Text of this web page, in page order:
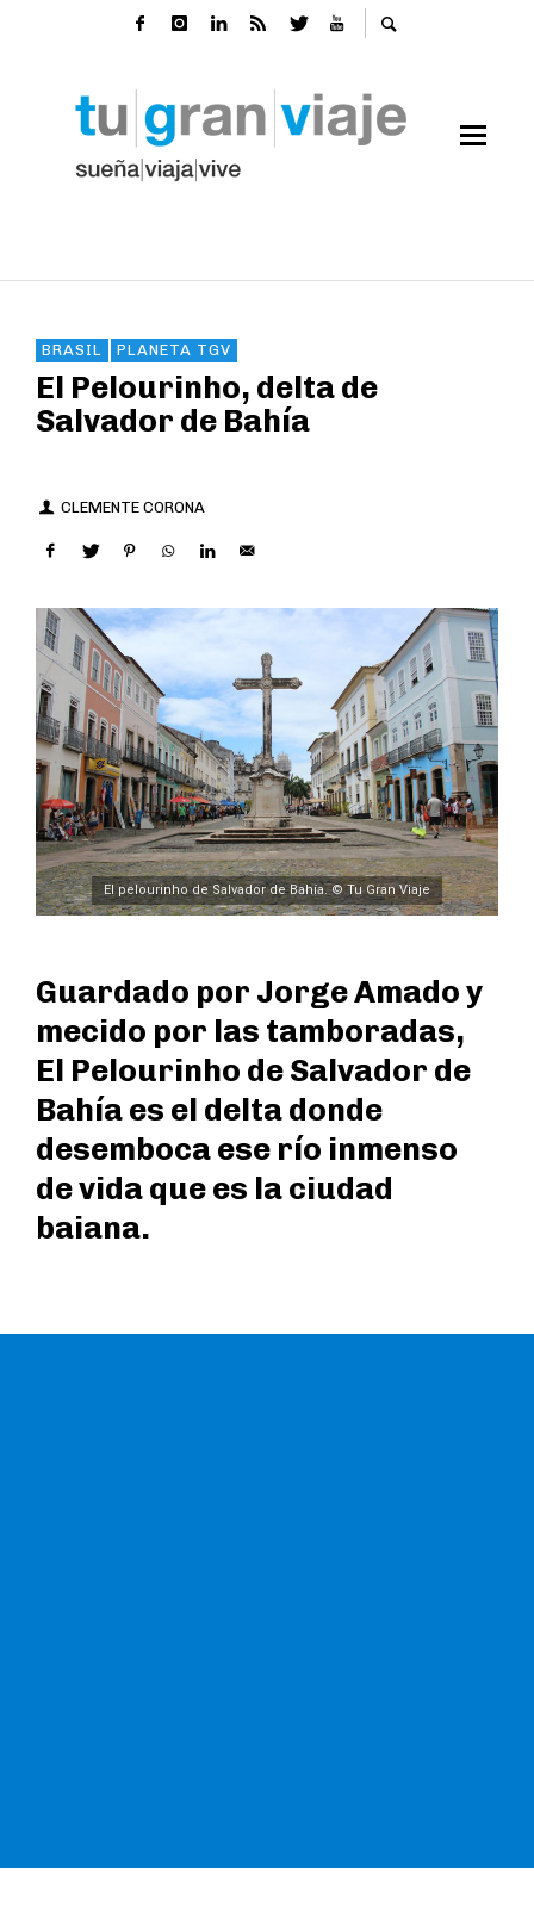
BRASIL PLANETA TGV
El Pelourinho, delta de
Salvador de Bahía
CLEMENTE CORONA
El pelourinho de Salvador de Bahía. © Tu Gran Viaje
Guardado por Jorge Amado y
mecido por las tamboradas,
El Pelourinho de Salvador de
Bahía es el delta donde
desemboca ese río inmenso
de vida que es la ciudad
baiana.